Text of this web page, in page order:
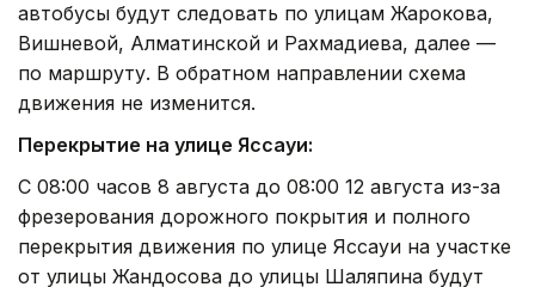
автобусы будут следовать по улицам Жарокова,
Вишневой, Алматинской и Рахмадиева, далее —
по маршруту. В обратном направлении схема
движения не изменится.
Перекрытие на улице Яссауи:
С 08:00 часов 8 августа до 08:00 12 августа из-за
фрезерования дорожного покрытия и полного
перекрытия движения по улице Яссауи на участке
от улицы Жандосова до улицы Шаляпина будут